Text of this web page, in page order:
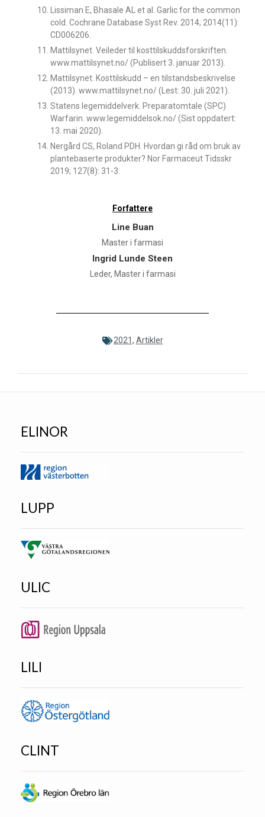
Lissiman E, Bhasale AL et al. Garlic for the common
cold. Cochrane Database Syst Rev. 2014; 2014(11):
CD006206.
Mattilsynet. Veileder til kosttilskuddsforskriften.
www.mattilsynet.no/ (Publisert 3. januar 2013).
Mattilsynet. Kosttilskudd – en tilstandsbeskrivelse
(2013). www.mattilsynet.no/ (Lest: 30. juli 2021).
Statens legemiddelverk. Preparatomtale (SPC)
Warfarin. www.legemiddelsok.no/ (Sist oppdatert:
13. mai 2020).
Nergård CS, Roland PDH. Hvordan gi råd om bruk av
plantebaserte produkter? Nor Farmaceut Tidsskr
2019; 127(8): 31-3.
Forfattere
Line Buan
Master i farmasi
Ingrid Lunde Steen
Leder, Master i farmasi
2021, Artikler
ELINOR
LUPP
ULIC
LILI
CLINT